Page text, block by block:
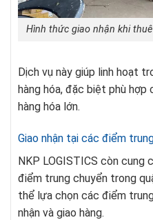
Hình thức giao nhận khi
Dịch vụ này giúp linh hoạt
hàng hóa, đặc biệt phù
hàng hóa lớn.
Giao nhận tại các điểm
NKP LOGISTICS còn cung
điểm trung chuyển trong
thể lựa chọn các điểm
nhận và giao hàng.